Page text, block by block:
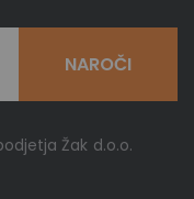
Žak d.o.o.
NAROČI